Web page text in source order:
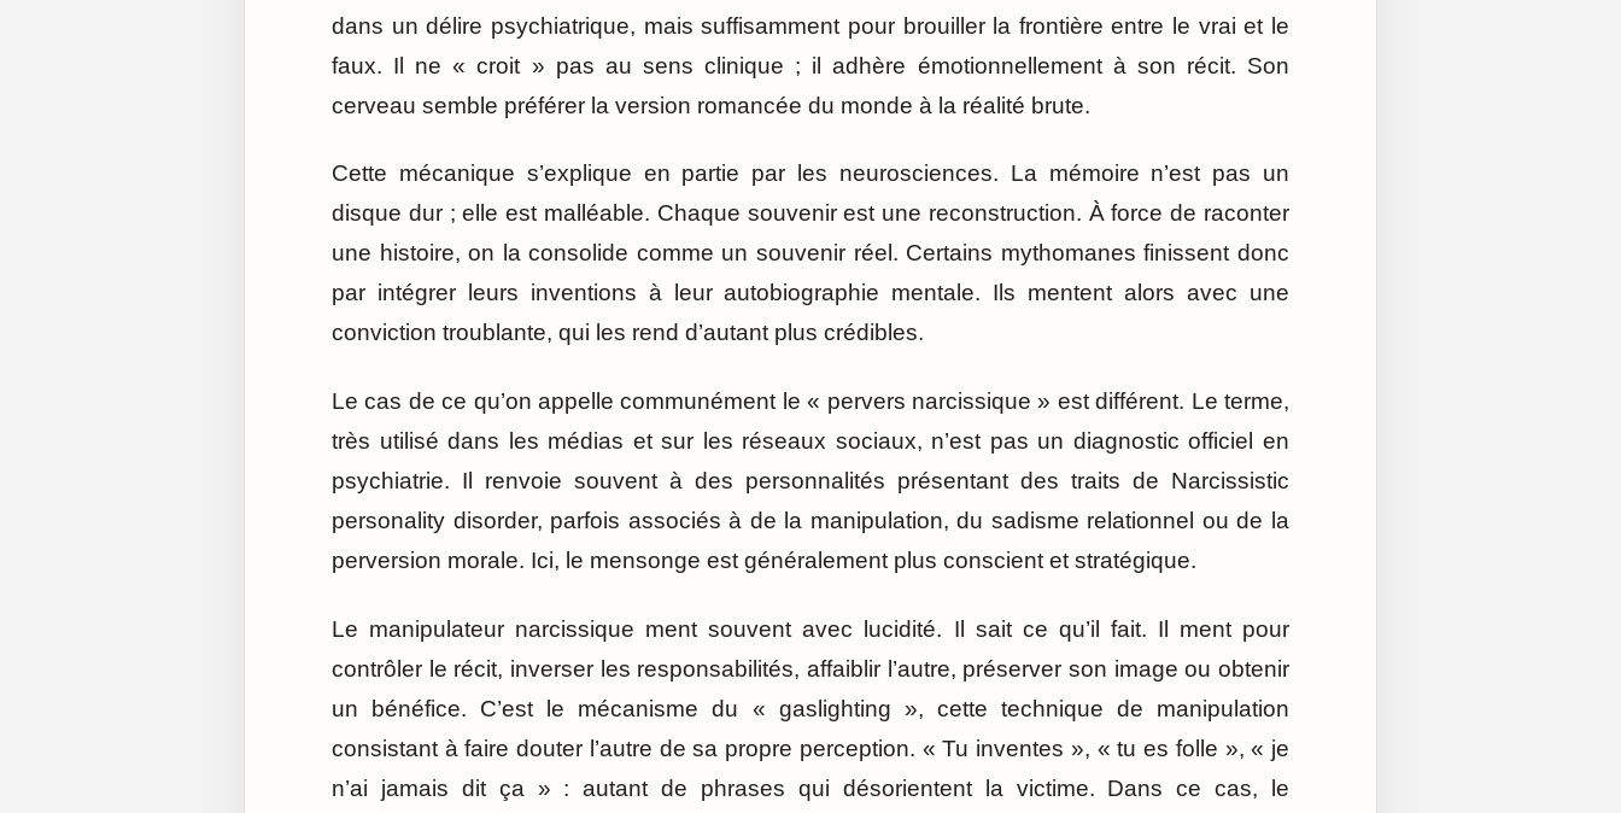
dans un délire psychiatrique, mais suffisamment pour brouiller la frontière entre le vrai et le
faux. Il ne « croit » pas au sens clinique ; il adhère émotionnellement à son récit. Son
cerveau semble préférer la version romancée du monde à la réalité brute.
Cette mécanique s’explique en partie par les neurosciences. La mémoire n’est pas un
disque dur ; elle est malléable. Chaque souvenir est une reconstruction. À force de raconter
une histoire, on la consolide comme un souvenir réel. Certains mythomanes finissent donc
par intégrer leurs inventions à leur autobiographie mentale. Ils mentent alors avec une
conviction troublante, qui les rend d’autant plus crédibles.
Le cas de ce qu’on appelle communément le « pervers narcissique » est différent. Le terme,
très utilisé dans les médias et sur les réseaux sociaux, n’est pas un diagnostic officiel en
psychiatrie. Il renvoie souvent à des personnalités présentant des traits de Narcissistic
personality disorder, parfois associés à de la manipulation, du sadisme relationnel ou de la
perversion morale. Ici, le mensonge est généralement plus conscient et stratégique.
Le manipulateur narcissique ment souvent avec lucidité. Il sait ce qu’il fait. Il ment pour
contrôler le récit, inverser les responsabilités, affaiblir l’autre, préserver son image ou obtenir
un bénéfice. C’est le mécanisme du « gaslighting », cette technique de manipulation
consistant à faire douter l’autre de sa propre perception. « Tu inventes », « tu es folle », « je
n’ai jamais dit ça » : autant de phrases qui désorientent la victime. Dans ce cas, le